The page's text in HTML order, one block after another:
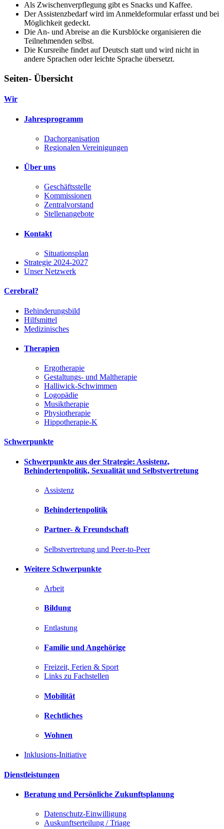
Als Zwischenverpflegung gibt es Snacks und Kaffee.
Der Assistenzbedarf wird im Anmeldeformular erfasst und bei
Möglichkeit gedeckt.
Die An- und Abreise an die Kursblöcke organisieren die
Teilnehmenden selbst.
Die Kursreihe findet auf Deutsch statt und wird nicht in
andere Sprachen oder leichte Sprache übersetzt.
Seiten- Übersicht
Wir
Jahresprogramm
Dachorganisation
Regionalen Vereinigungen
Über uns
Geschäftsstelle
Kommissionen
Zentralvorstand
Stellenangebote
Kontakt
Situationsplan
Strategie 2024-2027
Unser Netzwerk
Cerebral?
Behinderungsbild
Hilfsmittel
Medizinisches
Therapien
Ergotherapie
Gestaltungs- und Maltherapie
Halliwick-Schwimmen
Logopädie
Musiktherapie
Physiotherapie
Hippotherapie-K
Schwerpunkte
Schwerpunkte aus der Strategie: Assistenz,
Behindertenpolitik, Sexualität und Selbstvertretung
Assistenz
Behindertenpolitik
Partner- & Freundschaft
Selbstvertretung und Peer-to-Peer
Weitere Schwerpunkte
Arbeit
Bildung
Entlastung
Familie und Angehörige
Freizeit, Ferien & Sport
Links zu Fachstellen
Mobilität
Rechtliches
Wohnen
Inklusions-Initiative
Dienstleistungen
Beratung und Persönliche Zukunftsplanung
Datenschutz-Einwilligung
Auskunftserteilung / Triage